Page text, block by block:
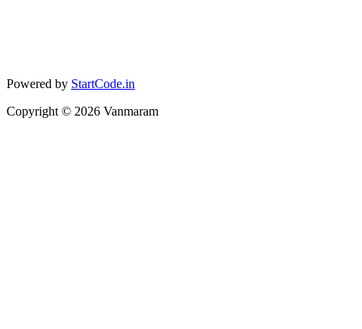
Powered by StartCode.in
Copyright © 2026 Vanmaram